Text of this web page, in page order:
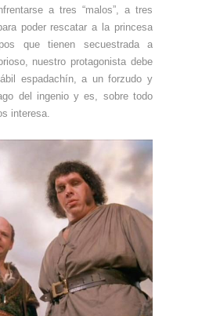
a tres “malos”, a tres
poder rescatar a la princesa
que tienen secuestrada a
nuestro protagonista debe
espadachín, a un forzudo y
del ingenio y es, sobre todo
interesa.